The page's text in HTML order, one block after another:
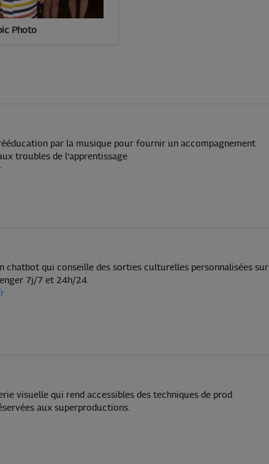
Photo
par la musique pour fournir un accompagnement
troubles de l'apprentissage
chatbot qui conseille des sorties culturelles personnalisées sur
7j/7 et 24h/24.
visuelle qui rend accessibles des techniques de prod
aux superproductions.